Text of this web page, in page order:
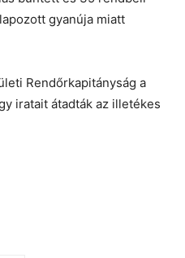
gyanúja miatt
Rendőrkapitányság a
iratait átadták az illetékes